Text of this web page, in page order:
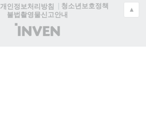
개인정보처리방침
청소년보호정책
불법촬영물신고안내
(주)
인
▲